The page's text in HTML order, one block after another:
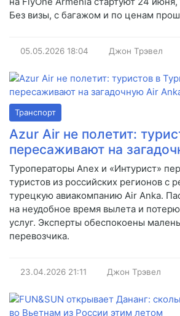
Без визы, с багажом и по ценам
05.05.2026 18:04 Джон Трэвел
Транспорт
Azur Air не полетит:
пересаживают на
Туроператоры Anex и «Интурист»
туристов из российских регионов с
турецкую авиакомпанию Air Anka.
на неудобное время вылета и
услуг. Эксперты обеспокоены
перевозчика.
23.04.2026 21:11 Джон Трэвел